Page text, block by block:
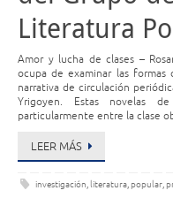
Literatura
Amor y lucha de clases –
ocupa de examinar las
narrativa de circulación
Yrigoyen. Estas novelas
particularmente entre la clase
LEER MÁS
investigación,literatura, popular,